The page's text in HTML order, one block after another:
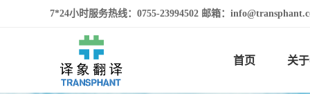
7*24小时服务热线：0755-23994502 邮箱：
首页 关